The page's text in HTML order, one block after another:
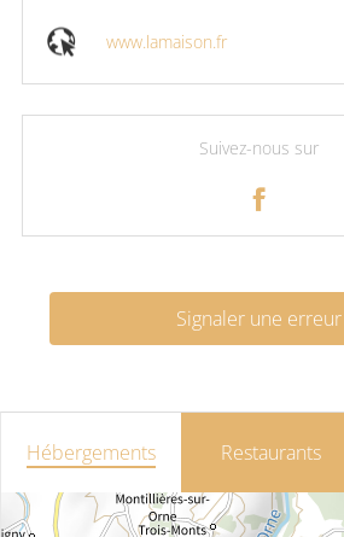
www.lamaison.fr
Suivez-nous sur
Signaler une erreur
Hébergements Restaurants